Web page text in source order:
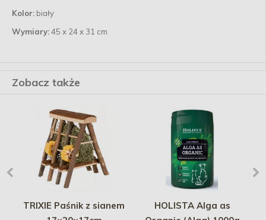
Kolor: biały
Wymiary:45 x 24 x 31 cm
Zobacz także
TRIXIE Paśnik z sianem
HOLISTA Alga as